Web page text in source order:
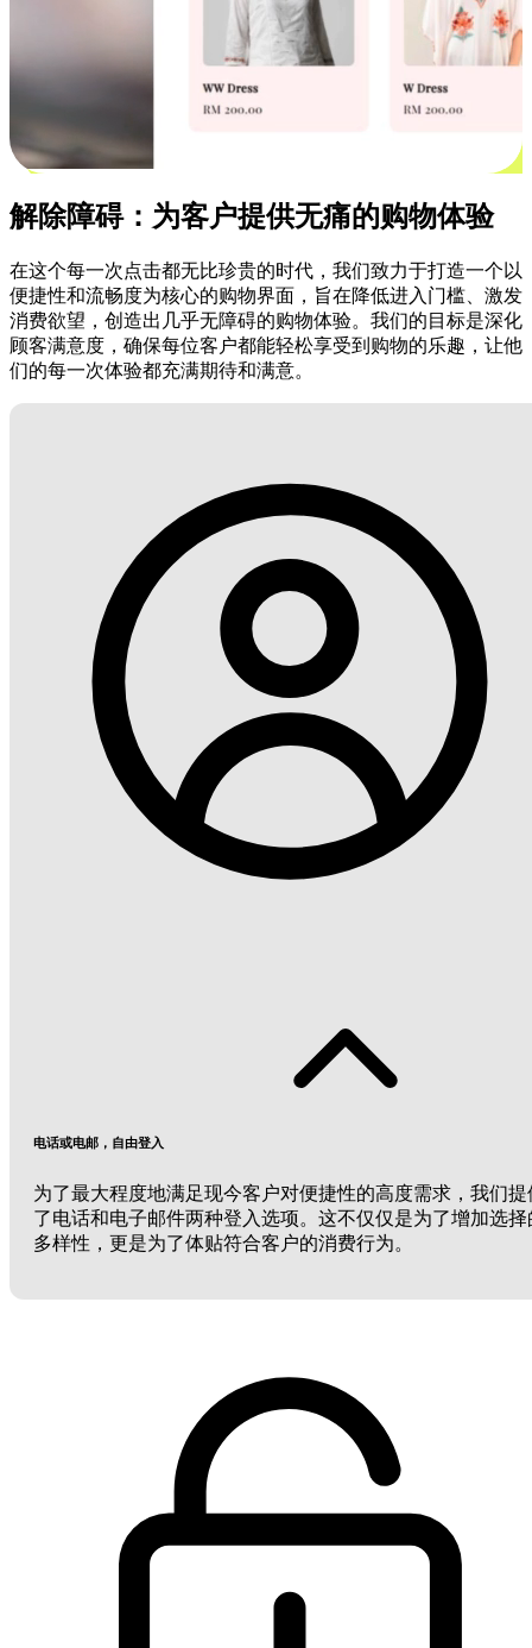
解除障碍：为客户提供无痛的购物体验
在这个每一次点击都无比珍贵的时代，我们致力于打造一个以
便捷性和流畅度为核心的购物界面，旨在降低进入门槛、激发
消费欲望，创造出几乎无障碍的购物体验。我们的目标是深化
顾客满意度，确保每位客户都能轻松享受到购物的乐趣，让他
们的每一次体验都充满期待和满意。
电话或电邮，自由登入
为了最大程度地满足现今客户对便捷性的高度需求，我们提
了电话和电子邮件两种登入选项。这不仅仅是为了增加选择
多样性，更是为了体贴符合客户的消费行为。